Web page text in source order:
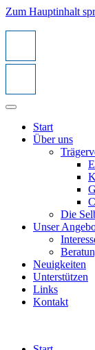
Zum Hauptinhalt
Start
Über uns
Die
Unser
Neuigkeiten
Unterstützen
Links
Kontakt